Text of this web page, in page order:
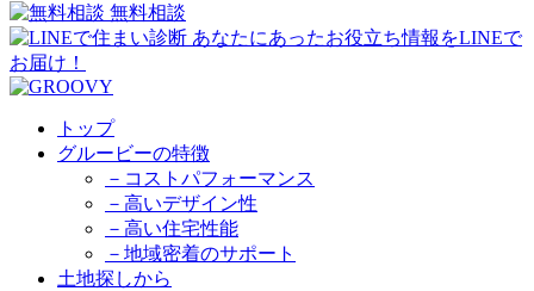
無料相談
トップ
グルービーの特徴
－コストパフォーマンス
－高いデザイン性
－高い住宅性能
－地域密着のサポート
土地探しから